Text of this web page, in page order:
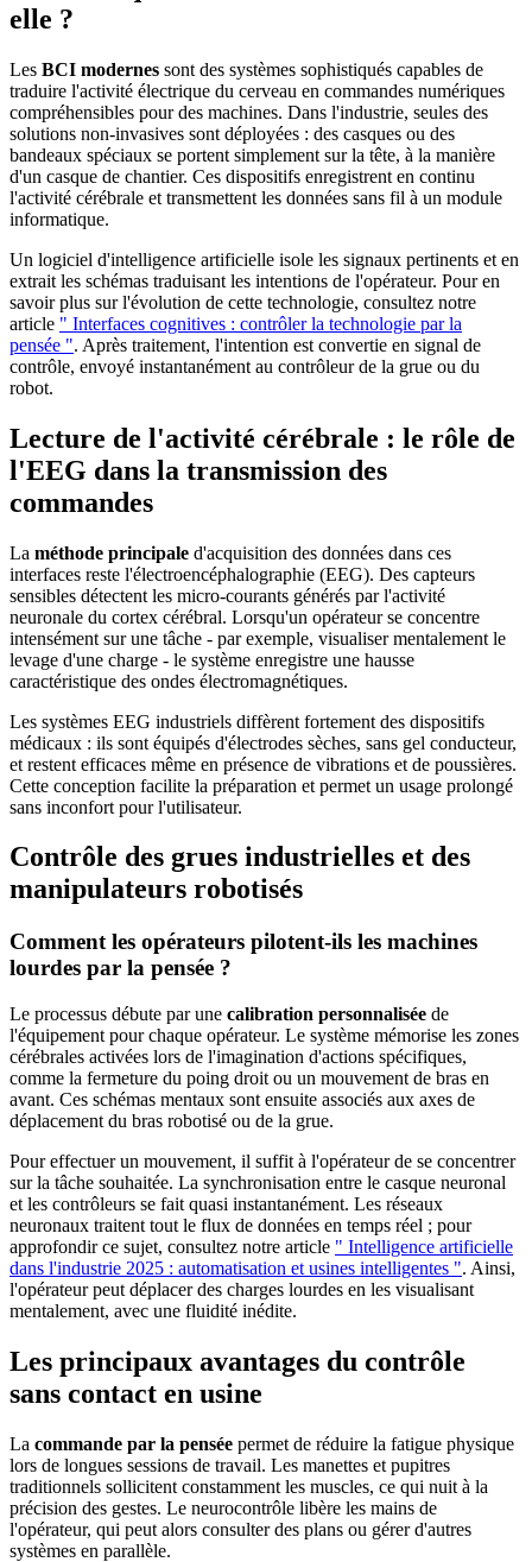
elle ?
Les BCI modernes sont des systèmes sophistiqués capables de
traduire l'activité électrique du cerveau en commandes numériques
compréhensibles pour des machines. Dans l'industrie, seules des
solutions non-invasives sont déployées : des casques ou des
bandeaux spéciaux se portent simplement sur la tête, à la manière
d'un casque de chantier. Ces dispositifs enregistrent en continu
l'activité cérébrale et transmettent les données sans fil à un module
informatique.
Un logiciel d'intelligence artificielle isole les signaux pertinents et en
extrait les schémas traduisant les intentions de l'opérateur. Pour en
savoir plus sur l'évolution de cette technologie, consultez notre
article " Interfaces cognitives : contrôler la technologie par la
pensée ". Après traitement, l'intention est convertie en signal de
contrôle, envoyé instantanément au contrôleur de la grue ou du
robot.
Lecture de l'activité cérébrale : le rôle de
l'EEG dans la transmission des
commandes
La méthode principale d'acquisition des données dans ces
interfaces reste l'électroencéphalographie (EEG). Des capteurs
sensibles détectent les micro-courants générés par l'activité
neuronale du cortex cérébral. Lorsqu'un opérateur se concentre
intensément sur une tâche - par exemple, visualiser mentalement le
levage d'une charge - le système enregistre une hausse
caractéristique des ondes électromagnétiques.
Les systèmes EEG industriels diffèrent fortement des dispositifs
médicaux : ils sont équipés d'électrodes sèches, sans gel conducteur,
et restent efficaces même en présence de vibrations et de poussières.
Cette conception facilite la préparation et permet un usage prolongé
sans inconfort pour l'utilisateur.
Contrôle des grues industrielles et des
manipulateurs robotisés
Comment les opérateurs pilotent-ils les machines
lourdes par la pensée ?
Le processus débute par une calibration personnalisée de
l'équipement pour chaque opérateur. Le système mémorise les zones
cérébrales activées lors de l'imagination d'actions spécifiques,
comme la fermeture du poing droit ou un mouvement de bras en
avant. Ces schémas mentaux sont ensuite associés aux axes de
déplacement du bras robotisé ou de la grue.
Pour effectuer un mouvement, il suffit à l'opérateur de se concentrer
sur la tâche souhaitée. La synchronisation entre le casque neuronal
et les contrôleurs se fait quasi instantanément. Les réseaux
neuronaux traitent tout le flux de données en temps réel ; pour
approfondir ce sujet, consultez notre article " Intelligence artificielle
dans l'industrie 2025 : automatisation et usines intelligentes ". Ainsi,
l'opérateur peut déplacer des charges lourdes en les visualisant
mentalement, avec une fluidité inédite.
Les principaux avantages du contrôle
sans contact en usine
La commande par la pensée permet de réduire la fatigue physique
lors de longues sessions de travail. Les manettes et pupitres
traditionnels sollicitent constamment les muscles, ce qui nuit à la
précision des gestes. Le neurocontrôle libère les mains de
l'opérateur, qui peut alors consulter des plans ou gérer d'autres
systèmes en parallèle.